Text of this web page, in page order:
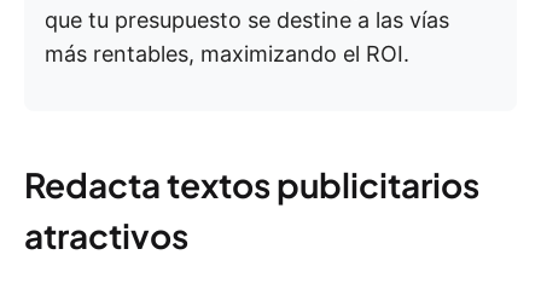
que tu presupuesto se destine a las vías
más rentables, maximizando el ROI.
Redacta textos publicitarios
atractivos